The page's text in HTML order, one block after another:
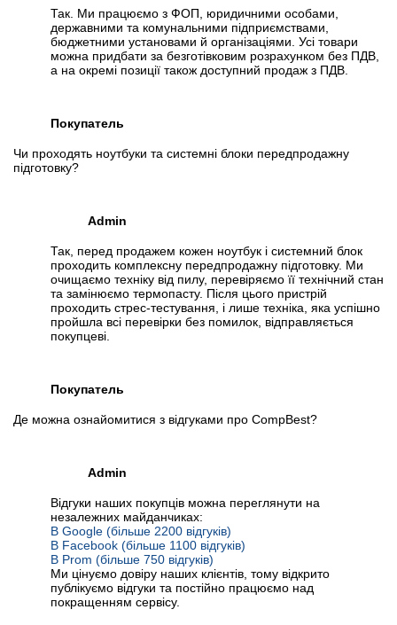
Так. Ми працюємо з ФОП, юридичними особами,
державними та комунальними підприємствами,
бюджетними установами й організаціями. Усі товари
можна придбати за безготівковим розрахунком без ПДВ,
а на окремі позиції також доступний продаж з ПДВ.
Покупатель
Чи проходять ноутбуки та системні блоки передпродажну
підготовку?
Admin
Так, перед продажем кожен ноутбук і системний блок
проходить комплексну передпродажну підготовку. Ми
очищаємо техніку від пилу, перевіряємо її технічний стан
та замінюємо термопасту. Після цього пристрій
проходить стрес-тестування, і лише техніка, яка успішно
пройшла всі перевірки без помилок, відправляється
покупцеві.
Покупатель
Де можна ознайомитися з відгуками про CompBest?
Admin
Відгуки наших покупців можна переглянути на
незалежних майданчиках:
В Google (більше 2200 відгуків)
В Facebook (більше 1100 відгуків)
В Prom (більше 750 відгуків)
Ми цінуємо довіру наших клієнтів, тому відкрито
публікуємо відгуки та постійно працюємо над
покращенням сервісу.